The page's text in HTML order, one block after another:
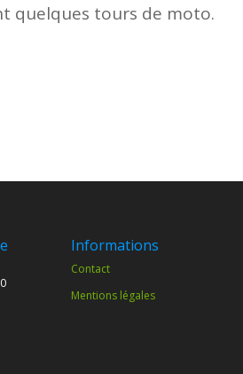
quelques tours de moto.
Informations
Contact
Mentions légales